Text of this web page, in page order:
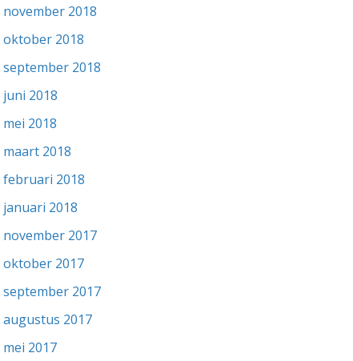
november 2018
oktober 2018
september 2018
juni 2018
mei 2018
maart 2018
februari 2018
januari 2018
november 2017
oktober 2017
september 2017
augustus 2017
mei 2017